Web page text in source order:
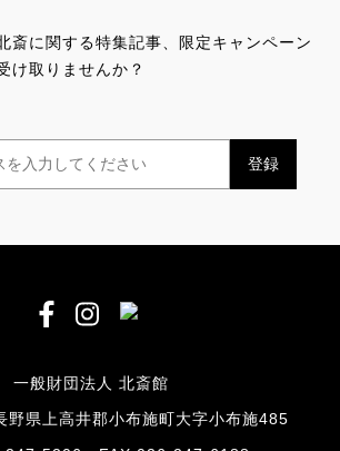
斎に関する特集記事、限定キャンペーン
け取りませんか？
一般財団法人 北斎館
県上高井郡小布施町大字小布施485